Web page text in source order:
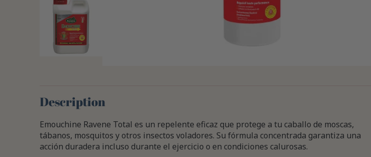
Description
Emouchine Ravene Total es un repelente eficaz que protege a tu caballo de moscas,
tábanos, mosquitos y otros insectos voladores. Su fórmula concentrada garantiza una
acción duradera incluso durante el ejercicio o en condiciones calurosas.